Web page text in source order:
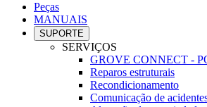
Peças
MANUAIS
SUPORTE
SERVIÇOS
GROVE CONNECT -
Reparos estruturais
Recondicionamento
Comunicação de